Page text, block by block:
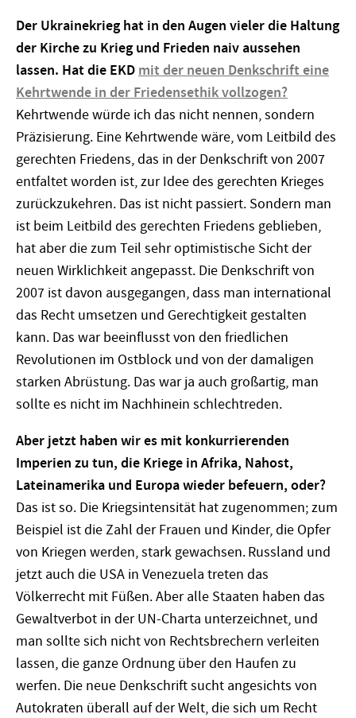
Der Ukrainekrieg hat in den Augen vieler die Haltung
der Kirche zu Krieg und Frieden naiv aussehen
lassen. Hat die EKDmit der neuen Denkschrift eine
Kehrtwende in der Friedensethik vollzogen?
Kehrtwende würde ich das nicht nennen, sondern
Präzisierung. Eine Kehrtwende wäre, vom Leitbild des
gerechten Friedens, das in der Denkschrift von 2007
entfaltet worden ist, zur Idee des gerechten Krieges
zurückzukehren. Das ist nicht passiert. Sondern man
ist beim Leitbild des gerechten Friedens geblieben,
hat aber die zum Teil sehr optimistische Sicht der
neuen Wirklichkeit angepasst. Die Denkschrift von
2007 ist davon ausgegangen, dass man international
das Recht umsetzen und Gerechtigkeit gestalten
kann. Das war beeinflusst von den friedlichen
Revolutionen im Ostblock und von der damaligen
starken Abrüstung. Das war ja auch großartig, man
sollte es nicht im Nachhinein schlechtreden.
Aber jetzt haben wir es mit konkurrierenden
Imperien zu tun, die Kriege in Afrika, Nahost,
Lateinamerika und Europa wieder befeuern, oder?
Das ist so. Die Kriegsintensität hat zugenommen; zum
Beispiel ist die Zahl der Frauen und Kinder, die Opfer
von Kriegen werden, stark gewachsen. Russland und
jetzt auch die USA in Venezuela treten das
Völkerrecht mit Füßen. Aber alle Staaten haben das
Gewaltverbot in der UN-Charta unterzeichnet, und
man sollte sich nicht von Rechtsbrechern verleiten
lassen, die ganze Ordnung über den Haufen zu
werfen. Die neue Denkschrift sucht angesichts von
Autokraten überall auf der Welt, die sich um Recht